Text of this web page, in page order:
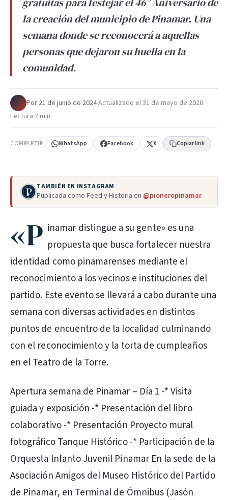
la creación del municipio de Pinamar. Una
semana donde se reconocerá a aquellas
personas que dejaron su huella en la
comunidad.
Por·21 de junio de 2024·Actualizado el31 de mayo de 2026·
Lectura 2 min
COMPARTIR WhatsApp Facebook X Copiar link
TAMBIÉN EN INSTAGRAM
Publicada como Feed y Historia en @pioneropinamar
«P inamar distingue a su gente» es una
propuesta que busca fortalecer nuestra
identidad como pinamarenses mediante el
reconocimiento a los vecinos e instituciones del
partido. Este evento se llevará a cabo durante una
semana con diversas actividades en distintos
puntos de encuentro de la localidad culminando
con el reconocimiento y la torta de cumpleaños
en el Teatro de la Torre.
Apertura semana de Pinamar – Día 1 -* Visita
guiada y exposición -* Presentación del libro
colaborativo -* Presentación Proyecto mural
fotográfico Tanque Histórico -* Participación de la
Orquesta Infanto Juvenil Pinamar En la sede de la
Asociación Amigos del Museo Histórico del Partido
de Pinamar, en Terminal de Ómnibus (Jasón